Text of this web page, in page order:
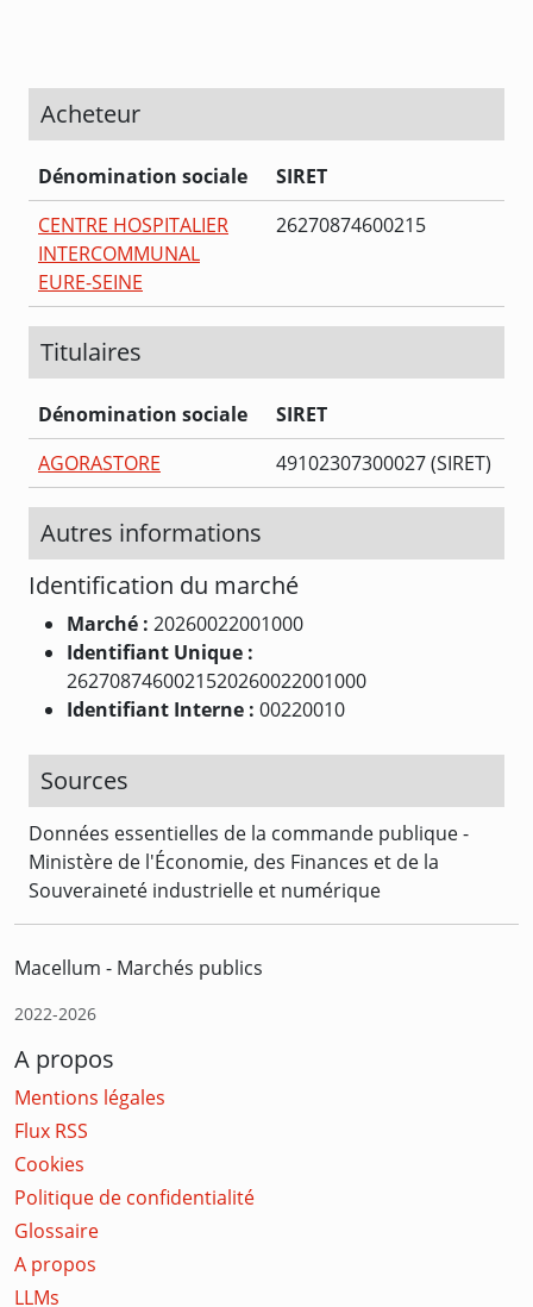
Acheteur
Dénomination sociale
SIRET
CENTRE HOSPITALIER
INTERCOMMUNAL
EURE-SEINE
26270874600215
Titulaires
Dénomination sociale
SIRET
AGORASTORE
49102307300027 (SIRET)
Autres informations
Identification du marché
Marché : 20260022001000
Identifiant Unique :
2627087460021520260022001000
Identifiant Interne : 00220010
Sources
Données essentielles de la commande publique -
Ministère de l'Économie, des Finances et de la
Souveraineté industrielle et numérique
Macellum - Marchés publics
2022-2026
A propos
Mentions légales
Flux RSS
Cookies
Politique de confidentialité
Glossaire
A propos
LLMs